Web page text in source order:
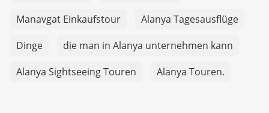
Manavgat Einkaufstour
Alanya Tagesausflüge
Dinge
die man in Alanya unternehmen kann
Alanya Sightseeing Touren
Alanya Touren.